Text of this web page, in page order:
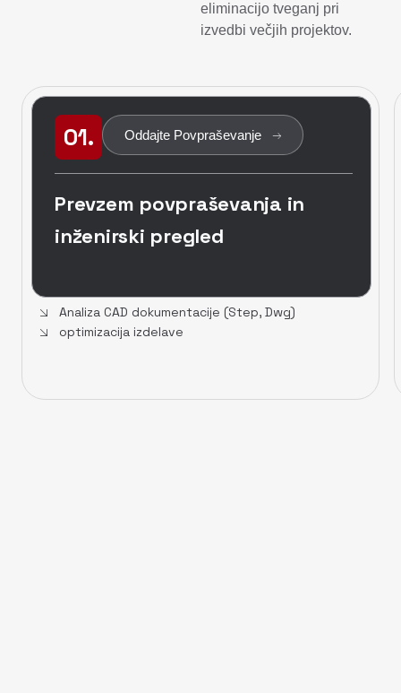
eliminacijo tveganj pri
izvedbi večjih projektov.
01. Oddajte Povpraševanje
Prevzem povpraševanja in
inženirski pregled
Analiza CAD dokumentacije (Step, Dwg)
optimizacija izdelave